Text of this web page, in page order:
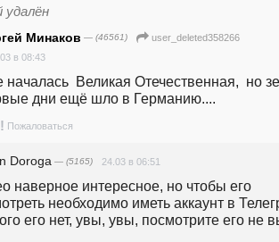
удалён
Минаков — (46561)
user_deleted358266
в 08:43
началась  Великая Отечественная,  но
дни ещё шло в Германию....
! Пожаловаться
Doroga — (5165) 24.03 в 06:51
наверное интересное, но чтобы его
необходимо иметь аккаунт в
его нет, увы, увы, посмотрите его не